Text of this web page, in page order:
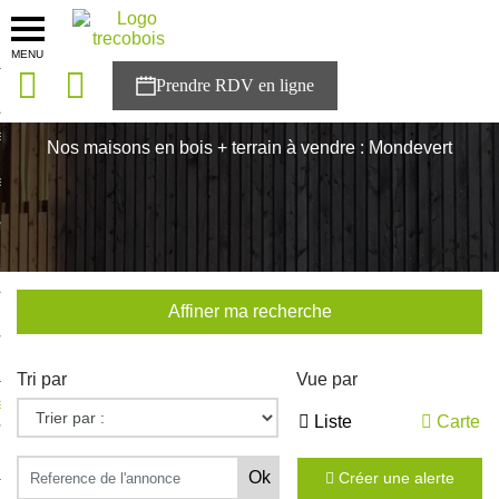
MENU
solutions
Trecobois
à NESTOR
Nos maisons en bois + terrain à vendre : Mondevert
Affiner ma recherche
Tri par Vue par
Liste Carte
Créer une alerte